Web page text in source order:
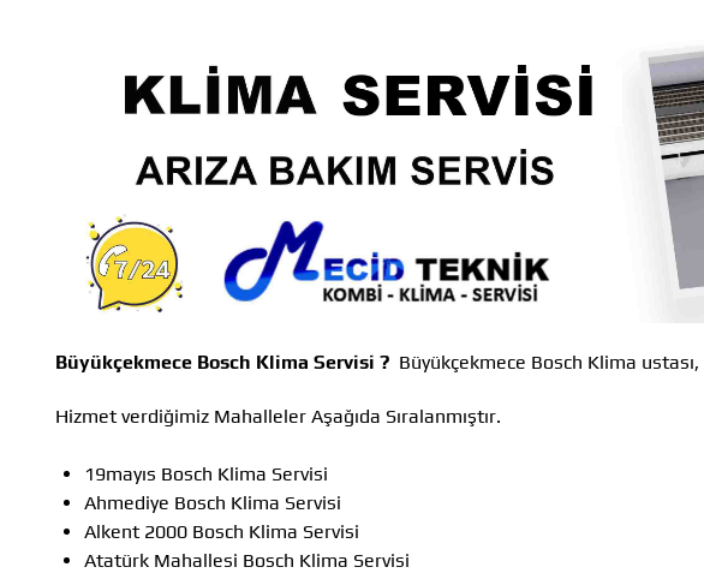
Büyükçekmece Bosch Klima Servisi ? Büyükçekmece Bosch Klima ustası,
Hizmet verdiğimiz Mahalleler Aşağıda Sıralanmıştır.
19mayıs Bosch Klima Servisi
Ahmediye Bosch Klima Servisi
Alkent 2000 Bosch Klima Servisi
Atatürk Mahallesi Bosch Klima Servisi